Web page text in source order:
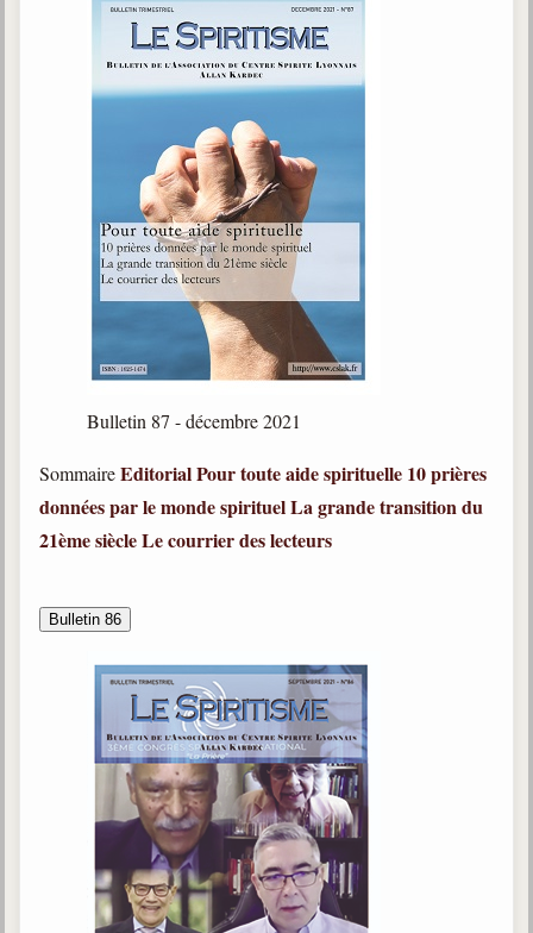
Bulletin 87 - décembre 2021
SommaireEditorialPour toute aide spirituelle 10 prières
données par le monde spirituelLa grande transition du
21ème siècleLe courrier des lecteurs
Bulletin 86